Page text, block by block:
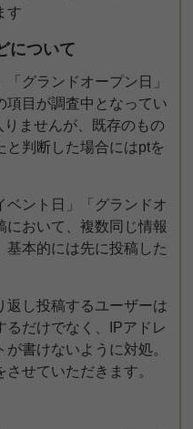
す
について
グランドオープン日」
項目が調査中となってい
ませんが、既存のもの
と判断した場合にはptを
ベント日」「グランドオ
において、複数同じ情報
基本的には先に投稿した
返し投稿するユーザーは
るだけでなく、IPアドレ
書けないように対処。
せていただきます。